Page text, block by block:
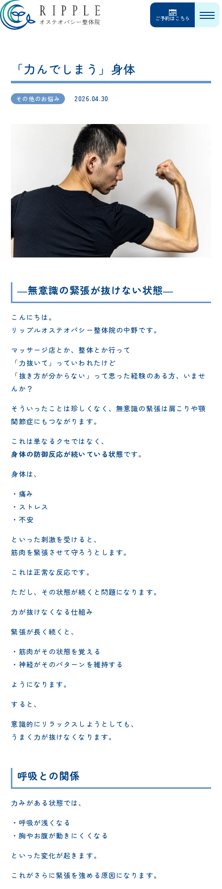
ご予約はこちら
「力んでしまう」身体
その他のお悩み 2026.04.30
―無意識の緊張が抜けない状態―
こんにちは。
リップルオステオパシー整体院の中野です。
マッサージ店とか、整体とか行って
「力抜いて」っていわれたけど
「抜き方が分からない」って思った経験のある方、いませ
んか？
そういったことは珍しくなく、無意識の緊張は肩こりや顎
関節症にもつながります。
これは単なるクセではなく、
身体の防御反応が続いている状態です。
身体は、
・痛み
・ストレス
・不安
といった刺激を受けると、
筋肉を緊張させて守ろうとします。
これは正常な反応です。
ただし、その状態が続くと問題になります。
力が抜けなくなる仕組み
緊張が長く続くと、
・筋肉がその状態を覚える
・神経がそのパターンを維持する
ようになります。
すると、
意識的にリラックスしようとしても、
うまく力が抜けなくなります。
呼吸との関係
力みがある状態では、
・呼吸が浅くなる
・胸やお腹が動きにくくなる
といった変化が起きます。
これがさらに緊張を強める原因になります。